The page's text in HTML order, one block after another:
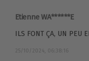
Etienne WA******E
ILS FONT ÇA, UN PEU
25/10/2024, 06:38:16